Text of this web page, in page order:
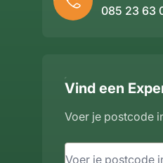
085 23 63
Vind een
Voer je postcode